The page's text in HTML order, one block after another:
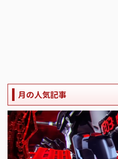
月の人気記事